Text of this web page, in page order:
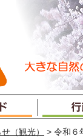
（観光） > 令和６